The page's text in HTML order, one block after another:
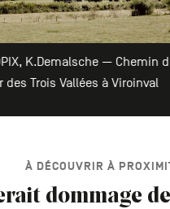
K.Demalsche — Chemin
des Trois Vallées à Viroinval
À DÉCOUVRIR À
dommage